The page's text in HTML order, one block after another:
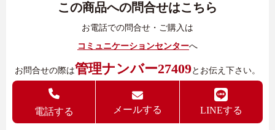
この商品への問合せはこちら
お電話での問合せ・ご購入は
コミュニケーションセンターへ
お問合せの際は管理ナンバー27409とお伝え下さい。
電話する メールする LINEする